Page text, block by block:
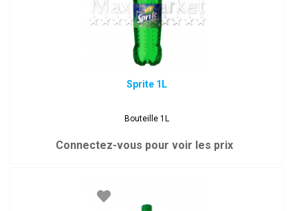
Sprite 1L
Bouteille 1L
Connectez-vous pour voir les prix